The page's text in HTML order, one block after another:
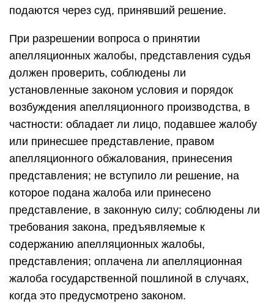
подаются через суд, принявший решение.
При разрешении вопроса о принятии
апелляционных жалобы, представления судья
должен проверить, соблюдены ли
установленные законом условия и порядок
возбуждения апелляционного производства, в
частности: обладает ли лицо, подавшее жалобу
или принесшее представление, правом
апелляционного обжалования, принесения
представления; не вступило ли решение, на
которое подана жалоба или принесено
представление, в законную силу; соблюдены ли
требования закона, предъявляемые к
содержанию апелляционных жалобы,
представления; оплачена ли апелляционная
жалоба государственной пошлиной в случаях,
когда это предусмотрено законом.